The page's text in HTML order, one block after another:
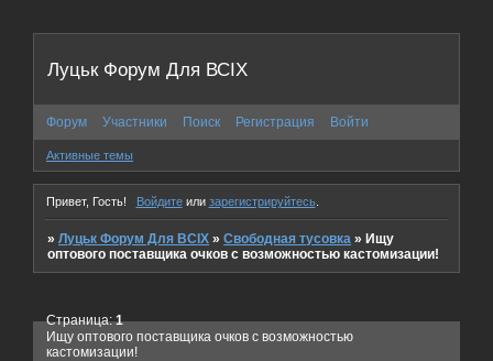
Луцьк Форум Для ВСІХ
Форум Участники Поиск Регистрация Войти
Активные темы
Привет, Гость! Войдитеили зарегистрируйтесь.
»Луцьк Форум Для ВСІХ »Свободная тусовка »Ищу
оптового поставщика очков с возможностью кастомизации!
Ищу оптового поставщика очков с возможностью
кастомизации!
Страница:1